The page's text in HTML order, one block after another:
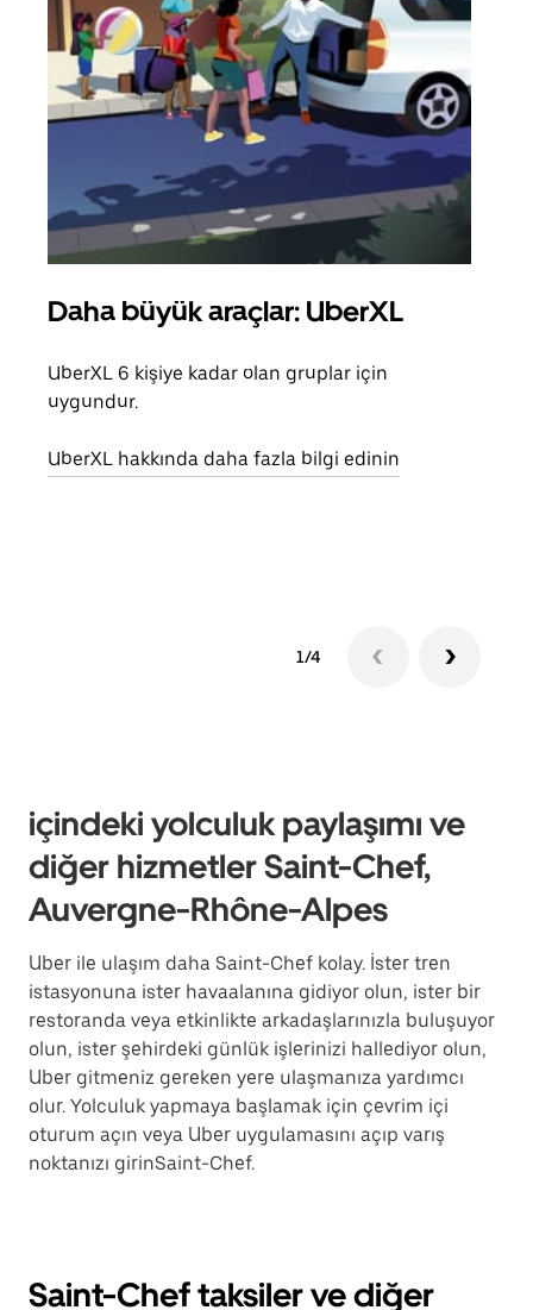
Daha büyük araçlar: UberXL
UberXL 6 kişiye kadar olan gruplar için
uygundur.
UberXL hakkında daha fazla bilgi edinin
1/4
içindeki yolculuk paylaşımı ve
diğer hizmetler Saint-Chef,
Auvergne-Rhône-Alpes
Uber ile ulaşım daha Saint-Chef kolay. İster tren
istasyonuna ister havaalanına gidiyor olun, ister bir
restoranda veya etkinlikte arkadaşlarınızla buluşuyor
olun, ister şehirdeki günlük işlerinizi hallediyor olun,
Uber gitmeniz gereken yere ulaşmanıza yardımcı
olur. Yolculuk yapmaya başlamak için çevrim içi
oturum açın veya Uber uygulamasını açıp varış
noktanızı girinSaint-Chef.
Saint-Chef taksiler ve diğer